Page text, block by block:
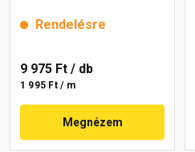
Rendelésre
9 975 Ft / db
1 995 Ft / m
Megnézem